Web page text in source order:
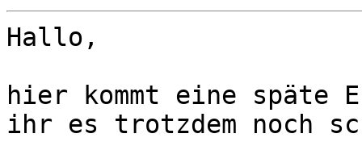
Hallo,
hier kommt eine späte
ihr es trotzdem noch